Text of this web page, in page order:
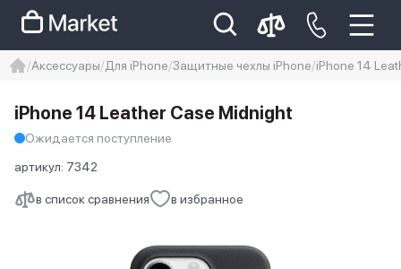
Iphone 14 pro max
айфон 14
Аксессуары Для iPhone Защитные чехлы iPhone iPhone 14
в список сравнения в избранное
iPhone 14 Leather Case Midnight
Ожидается поступление
артикул: 7342